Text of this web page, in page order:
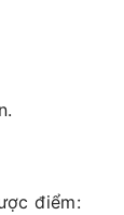
điểm: